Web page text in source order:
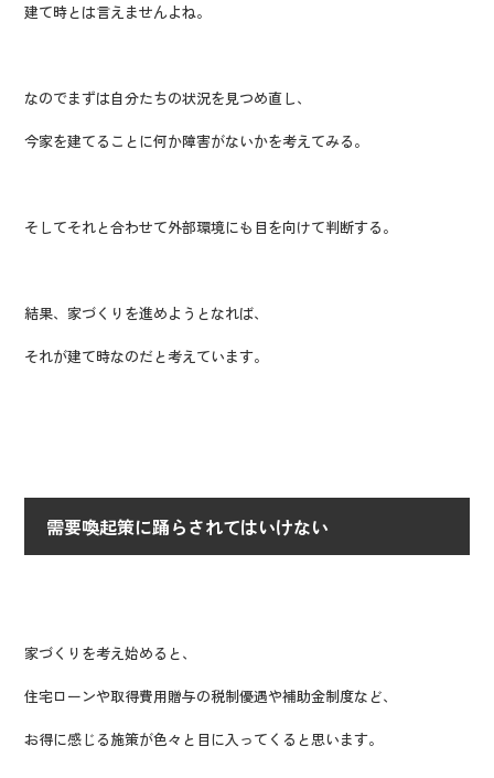
建て時とは言えませんよね。
なのでまずは自分たちの状況を見つめ直し、
今家を建てることに何か障害がないかを考えてみる。
そしてそれと合わせて外部環境にも目を向けて判断する。
結果、家づくりを進めようとなれば、
それが建て時なのだと考えています。
需要喚起策に踊らされてはいけない
家づくりを考え始めると、
住宅ローンや取得費用贈与の税制優遇や補助金制度など、
お得に感じる施策が色々と目に入ってくると思います。